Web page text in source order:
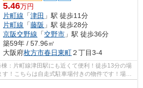
5.46万円
片町線 「津田 」駅 徒歩11分
片町線 「藤阪 」駅 徒歩28分
京阪交野線 「交野市 」駅 徒歩36分
築59年 / 57.96㎡
大阪府枚方市春日東町２丁目3-4
：片町線津田駅にも近くて便利！徒歩13分の場
！こちらは自走式駐車場付きの物件です！場所
をする上で抑...